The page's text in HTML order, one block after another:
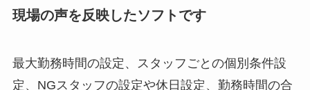
現場の声を反映したソフトです
最大勤務時間の設定、スタッフごとの個別条件設
定、NGスタッフの設定や休日設定、勤務時間の合